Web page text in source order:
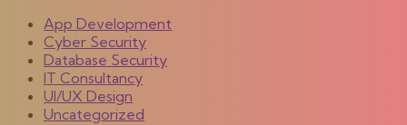
App Development
Cyber Security
Database Security
IT Consultancy
UI/UX Design
Uncategorized